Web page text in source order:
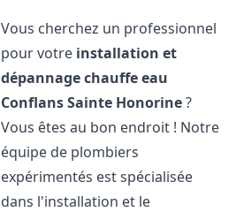
Vous cherchez un professionnel
pour votre installation et
dépannage chauffe eau
Conflans Sainte Honorine?
Vous êtes au bon endroit ! Notre
équipe de plombiers
expérimentés est spécialisée
dans l'installation et le